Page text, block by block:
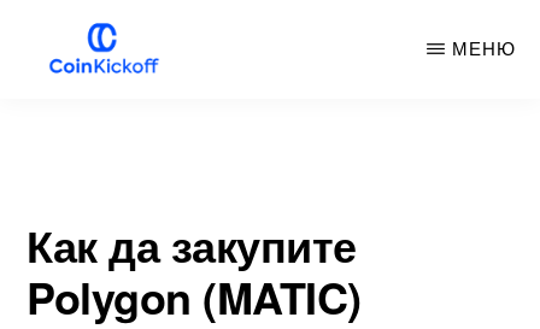
МЕНЮ
Как да закупите
Polygon (MATIC)